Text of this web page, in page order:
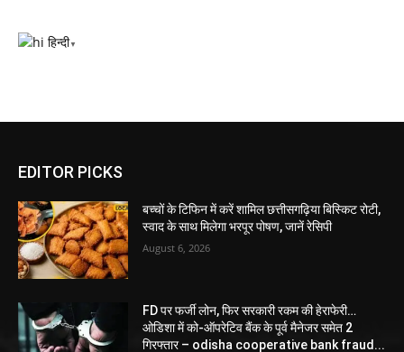
हिन्दी▼
EDITOR PICKS
बच्चों के टिफिन में करें शामिल छत्तीसगढ़िया बिस्किट रोटी,
स्वाद के साथ मिलेगा भरपूर पोषण, जानें रेसिपी
August 6, 2026
FD पर फर्जी लोन, फिर सरकारी रकम की हेराफेरी…
ओडिशा में को-ऑपरेटिव बैंक के पूर्व मैनेजर समेत 2
गिरफ्तार – odisha cooperative bank fraud...